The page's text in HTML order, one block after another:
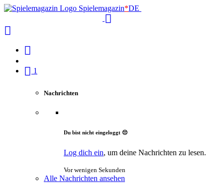
Spielemagazin*DE
1
Nachrichten
Du bist nicht eingeloggt 😔
Log dich ein, um deine Nachrichten zu lesen.
Vor wenigen Sekunden
Alle Nachrichten ansehen